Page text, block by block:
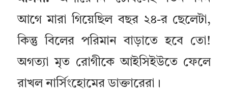
আগে মারা গিয়েছিল বছর ২৪-র ছেলেটা,
কিন্তু বিলের পরিমান বাড়াতে হবে তো!
অগত্যা মৃত রোগীকে আইসিইউতে ফেলে
রাখল নার্সিংহোমের ডাক্তারেরা।